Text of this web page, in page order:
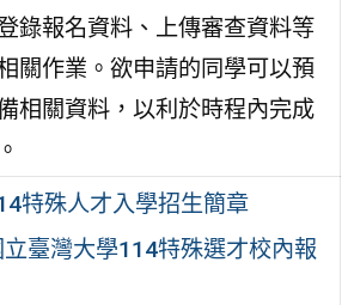
錄報名資料、上傳審查資料等
關作業。欲申請的同學可以預
相關資料，以利於時程內完成
特殊人才入學招生簡章
立臺灣大學114特殊選才校內報